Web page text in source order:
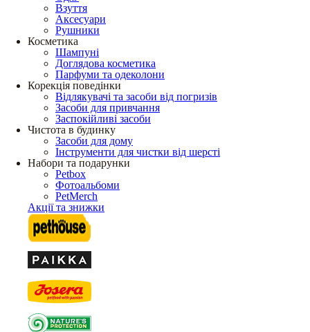
Взуття
Аксесуари
Рушники
Косметика
Шампуні
Доглядова косметика
Парфуми та одеколони
Корекція поведінки
Відлякувачі та засоби від погризів
Засоби для привчання
Заспокійливі засоби
Чистота в будинку
Засоби для дому
Інструменти для чистки від шерсті
Набори та подарунки
Petbox
Фотоальбоми
PetMerch
Акції та знижки